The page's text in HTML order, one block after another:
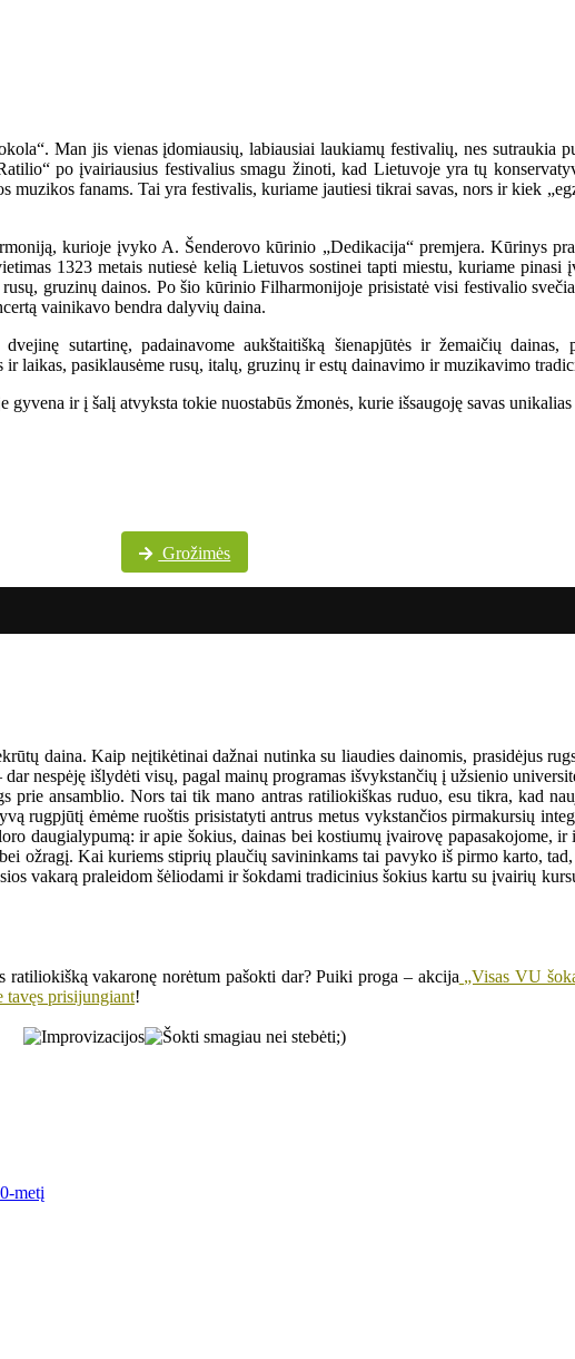
Man jis vienas įdomiausių, labiausiai laukiamų festivalių, nes sutraukia
po įvairiausius festivalius smagu žinoti, kad Lietuvoje yra tų
fanams. Tai yra festivalis, kuriame jautiesi tikrai savas, nors ir kiek
kurioje įvyko A. Šenderovo kūrinio „Dedikacija“ premjera. Kūrinys
1323 metais nutiesė kelią Lietuvos sostinei tapti miestu, kuriame pinasi
gruzinų dainos. Po šio kūrinio Filharmonijoje prisistatė visi festivalio
vainikavo bendra dalyvių daina.
sutartinę, padainavome aukštaitišką šienapjūtės ir žemaičių dainas,
laikas, pasiklausėme rusų, italų, gruzinų ir estų dainavimo ir muzikavimo
ir į šalį atvyksta tokie nuostabūs žmonės, kurie išsaugoję savas
Grožimės
daina. Kaip neįtikėtinai dažnai nutinka su liaudies dainomis, prasidėjus
nespėję išlydėti visų, pagal mainų programas išvykstančių į užsienio
ansamblio. Nors tai tik mano antras ratiliokiškas ruduo, esu tikra, kad
ėmėme ruoštis prisistatyti antrus metus vykstančios pirmakursių
ir apie šokius, dainas bei kostiumų įvairovę papasakojome, ir
ožragį. Kai kuriems stiprių plaučių savininkams tai pavyko iš pirmo karto,
vakarą praleidom šėliodami ir šokdami tradicinius šokius kartu su įvairių
ratiliokišką vakaronę norėtum pašokti dar? Puiki proga – akcija „Visas VU
tavęs prisijungiant!
metį